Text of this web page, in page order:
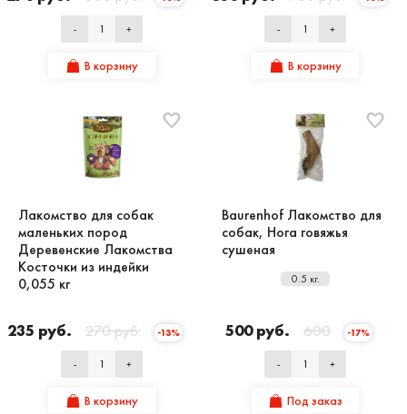
- +
В корзину
- +
В корзину
Лакомство для собак
маленьких пород
Деревенские Лакомства
Косточки из индейки
0,055 кг
235 руб. 270 руб. -13%
- +
В корзину
Baurenhof Лакомство для
собак, Нога говяжья
сушеная
0.5 кг.
500 руб. 600 -17%
- +
Под заказ